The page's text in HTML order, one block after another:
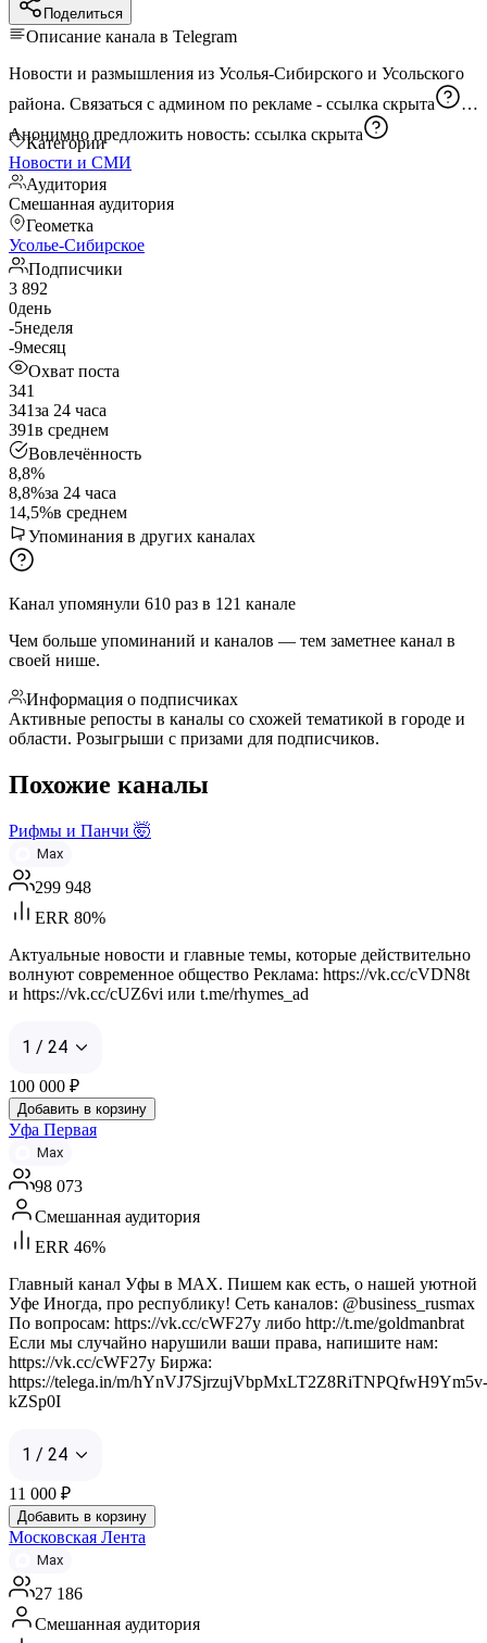
Поделиться
Описание канала в Telegram
Новости и размышления из Усолья-Сибирского и Усольского
района. Связаться с админом по рекламе - ссылка скрыта
Анонимно предложить новость: ссылка скрыта
Категории
Новости и СМИ
Аудитория
Смешанная аудитория
Геометка
Усолье-Сибирское
Подписчики
3 892
0день
-5неделя
-9месяц
Охват поста
341
341за 24 часа
391в среднем
Вовлечённость
8,8%
8,8%за 24 часа
14,5%в среднем
Упоминания в других каналах
Канал упомянули 610 раз в 121 канале
Чем больше упоминаний и каналов — тем заметнее канал в
своей нише.
Информация о подписчиках
Активные репосты в каналы со схожей тематикой в городе и
области. Розыгрыши с призами для подписчиков.
Похожие каналы
Рифмы и Панчи 🤯
Max
299 948
ERR 80%
Актуальные новости и главные темы, которые действительно
волнуют современное общество Реклама: https://vk.cc/cVDN8t
и https://vk.cc/cUZ6vi или t.me/rhymes_ad
1 / 24
100 000 ₽
Добавить в корзину
Уфа Первая
Max
98 073
Смешанная аудитория
ERR 46%
Главный канал Уфы в MAX. Пишем как есть, о нашей уютной
Уфе Иногда, про республику! Сеть каналов: @business_rusmax
По вопросам: https://vk.cc/cWF27y либо http://t.me/goldmanbrat
Если мы случайно нарушили ваши права, напишите нам:
https://vk.cc/cWF27y Биржа:
https://telega.in/m/hYnVJ7SjrzujVbpMxLT2Z8RiTNPQfwH9Ym5v-
kZSp0I
1 / 24
11 000 ₽
Добавить в корзину
Московская Лента
Max
27 186
Смешанная аудитория